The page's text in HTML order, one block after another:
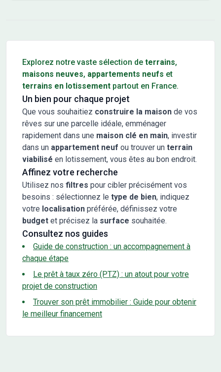
Explorez notre vaste sélection de terrains,
maisons neuves, appartements neufs et
terrains en lotissement partout en France.
Un bien pour chaque projet
Que vous souhaitiez construire la maison de vos
rêves sur une parcelle idéale, emménager
rapidement dans une maison clé en main, investir
dans un appartement neuf ou trouver un terrain
viabilisé en lotissement, vous êtes au bon endroit.
Affinez votre recherche
Utilisez nos filtres pour cibler précisément vos
besoins : sélectionnez le type de bien, indiquez
votre localisation préférée, définissez votre
budget et précisez la surface souhaitée.
Consultez nos guides
Guide de construction : un accompagnement à
chaque étape
Le prêt à taux zéro (PTZ) : un atout pour votre
projet de construction
Trouver son prêt immobilier : Guide pour obtenir
le meilleur financement